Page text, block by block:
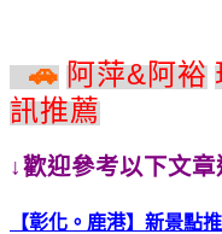
🚗 阿萍&阿裕
訊推薦
↓歡迎參考以下文章
【彰化。鹿港】新景點